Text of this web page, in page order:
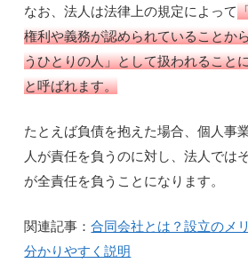
なお、法人は法律上の規定によって
権利や義務が認められていることか
うひとりの人」として扱われること
と呼ばれます。
たとえば負債を抱えた場合、個人事
人が責任を負うのに対し、法人では
が全責任を負うことになります。
関連記事：合同会社とは？設立のメ
分かりやすく説明